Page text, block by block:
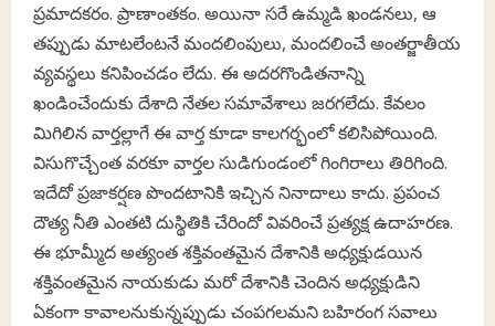
ప్రమాదకరం. ప్రాణాంతకం. అయినా సరే ఉమ్మడి ఖండనలు, ఆ
తప్పుడు మాటలేంటనే మందలింపులు, మందలించే అంతర్జాతీయ
వ్యవస్థలు కనిపించడం లేదు. ఈ అదరగొండితనాన్ని
ఖండించేందుకు దేశాది నేతల సమావేశాలు జరగలేదు. కేవలం
మిగిలిన వార్తల్లాగే ఈ వార్త కూడా కాలగర్భంలో కలిసిపోయింది.
విసుగొచ్చేంత వరకూ వార్తల సుడిగుండంలో గింగిరాలు తిరిగింది.
ఇదేదో ప్రజాకర్షణ పొందటానికి ఇచ్చిన నినాదాలు కాదు. ప్రపంచ
దౌత్య నీతి ఎంతటి దుస్థితికి చేరిందో వివరించే ప్రత్యక్ష ఉదాహరణ.
ఈ భూమ్మీద అత్యంత శక్తివంతమైన దేశానికి అధ్యక్షుడయిన
శక్తివంతమైన నాయకుడు మరో దేశానికి చెందిన అధ్యక్షుడిని
ఏకంగా కావాలనుకున్నప్పుడు చంపగలమని బహిరంగ సవాలు